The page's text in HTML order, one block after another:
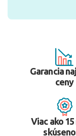
Garancia
ceny
Viac ako